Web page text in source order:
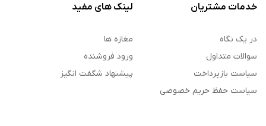
خدمات مشتریان
در یک نگاه
سوالات متداول
سیاست بازپرداخت
سیاست حفظ حریم خصوصی
لینک های مفید
مغازه ها
ورود فروشنده
پیشنهاد شگفت انگیز